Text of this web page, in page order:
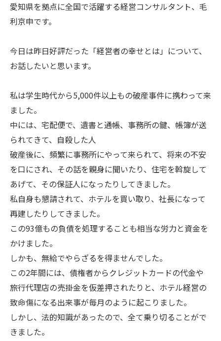
愛知県を拠点に全国で活躍する経営コンサルタント、毛
利京申です。
今日は昨日好評だった「経営者の幸せとは」について、
お話したいと思います。
私は学生時代から5,000件以上もの破産事件に携わって来
ました。
中には、宅配便で、遺書と通帳、事務所の鍵、帳簿が送
られてきて、自殺した人
破産後に、頻繁に事務所にやって来られて、将来の不安
を口にされ、その話を親身に聞いたり、住宅を斡旋して
あげて、その保証人になったりしてきました。
私自身も懇請されて、ホテルを買い取り、社長になって
再建したりしてきました。
この93億もの負債を処理することも相当な労力と資金を
かけました。
しかも、無給でやらざるを得ませんでした。
この2年間には、債権者からクレジットカードの代金や
旅行代理店の売掛金を仮差押されたりと、ホテル経営の
致命傷になる出来事が毎月のように起こりました。
しかし、法的知識があったので、全て乗り切ることがで
きました。